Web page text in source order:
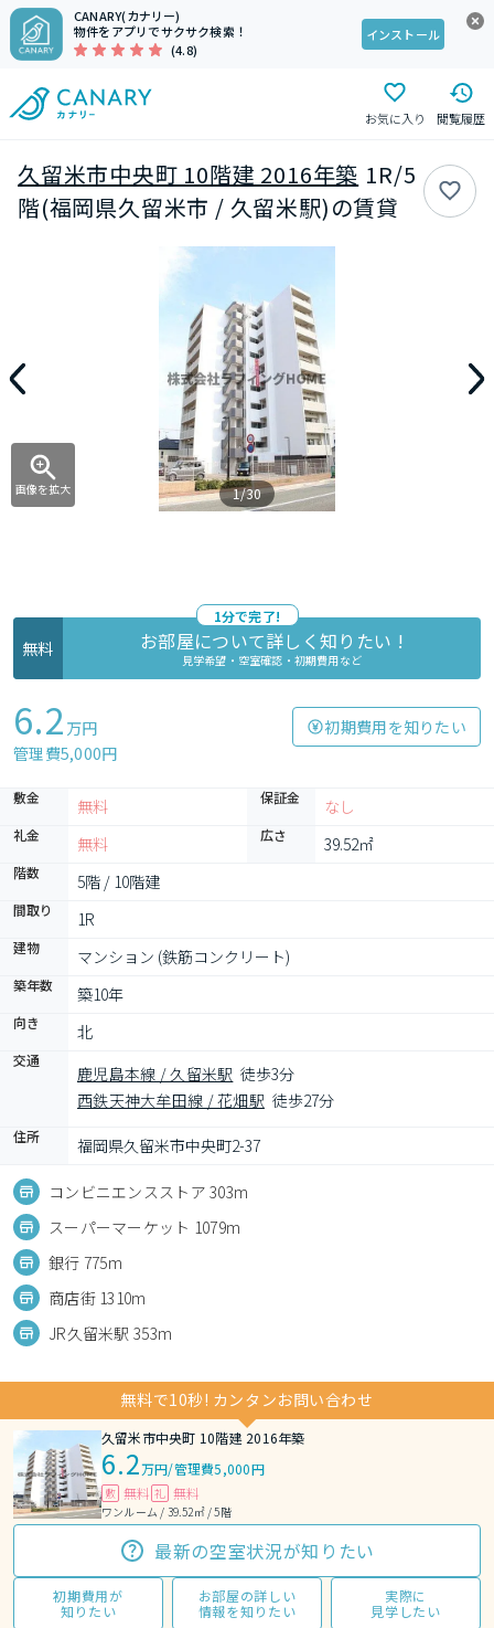
CANARY(カナリー)
物件をアプリでサクサク検索！
(4.8)
インストール
お気に入り 閲覧履歴
久留米市中央町 10階建 2016年築 1R/5
階(福岡県久留米市 / 久留米駅)の賃貸
画像を拡大 1/30
1分で完了!
無料 お部屋について詳しく知りたい !
見学希望・空室確認・初期費用など
6.2 万円
管理費5,000円
初期費用を知りたい
敷金 無料 保証金 なし
礼金 無料 広さ 39.52㎡
階数 5階 / 10階建
間取り 1R
建物 マンション (鉄筋コンクリート)
築年数 築10年
向き 北
交通
鹿児島本線 / 久留米駅 徒歩3分
西鉄天神大牟田線 / 花畑駅 徒歩27分
住所 福岡県久留米市中央町2-37
コンビニエンスストア 303m
スーパーマーケット 1079m
銀行 775m
商店街 1310m
JR久留米駅 353m
無料で10秒! カンタンお問い合わせ
久留米市中央町 10階建 2016年築
6.2万円/管理費5,000円
敷 無料 礼 無料
ワンルーム / 39.52㎡ / 5階
最新の空室状況が知りたい
初期費用が
知りたい
お部屋の詳しい
情報を知りたい
実際に
見学したい